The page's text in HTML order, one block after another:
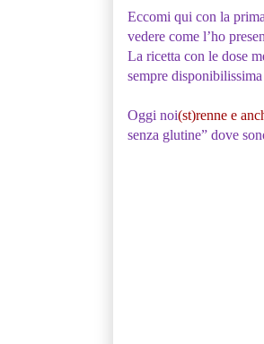
Eccomi qui con la
vedere come l’ho
La ricetta con le dose
sempre
Oggi noi(st)renne e
senza glutine” dove